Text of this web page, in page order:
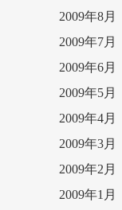
2009年8月
2009年7月
2009年6月
2009年5月
2009年4月
2009年3月
2009年2月
2009年1月